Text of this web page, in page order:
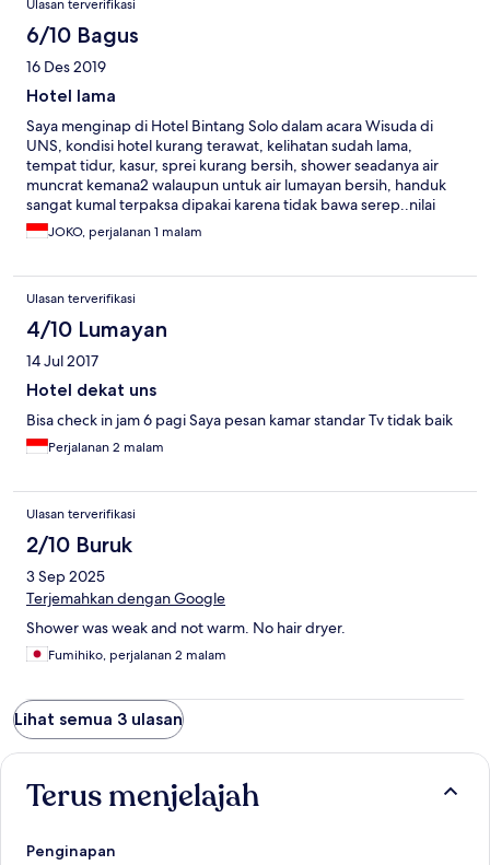
Ulasan terverifikasi
6/10 Bagus
16 Des 2019
Hotel lama
Saya menginap di Hotel Bintang Solo dalam acara Wisuda di
UNS, kondisi hotel kurang terawat, kelihatan sudah lama,
tempat tidur, kasur, sprei kurang bersih, shower seadanya air
muncrat kemana2 walaupun untuk air lumayan bersih, handuk
sangat kumal terpaksa dipakai karena tidak bawa serep..nilai
lebihnya ada pada lokasinya, sangat dekat dengan kampus
sehingga tidak terburu2 untuk mendatangi acara ...
JOKO, perjalanan 1 malam
Ulasan terverifikasi
4/10 Lumayan
14 Jul 2017
Hotel dekat uns
Bisa check in jam 6 pagi Saya pesan kamar standar Tv tidak baik
Perjalanan 2 malam
Ulasan terverifikasi
2/10 Buruk
3 Sep 2025
Terjemahkan dengan Google
Shower was weak and not warm. No hair dryer.
Fumihiko, perjalanan 2 malam
Lihat semua 3 ulasan
Terus menjelajah
Penginapan